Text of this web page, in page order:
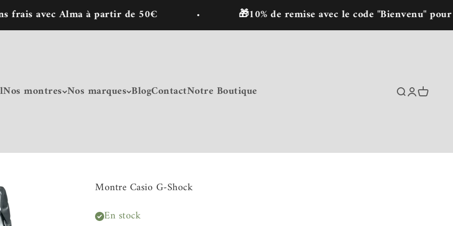
Alma à partir de 50€ 🎁10% de remise avec le code "Bienvenu" pour la
Nos montres Nos marques BlogContactNotre Boutique Recherche
Connexion
Panier
Montre Casio G-Shock
En stock